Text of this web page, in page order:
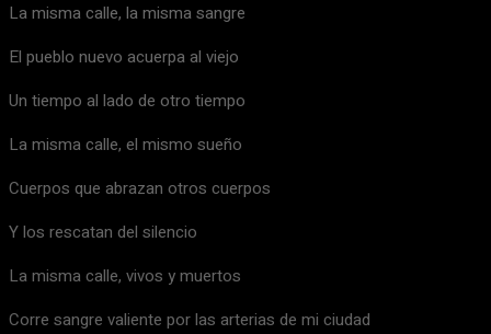
La misma calle, la misma sangre
El pueblo nuevo acuerpa al viejo
Un tiempo al lado de otro tiempo
La misma calle, el mismo sueño
Cuerpos que abrazan otros cuerpos
Y los rescatan del silencio
La misma calle, vivos y muertos
Corre sangre valiente por las arterias de mi ciudad